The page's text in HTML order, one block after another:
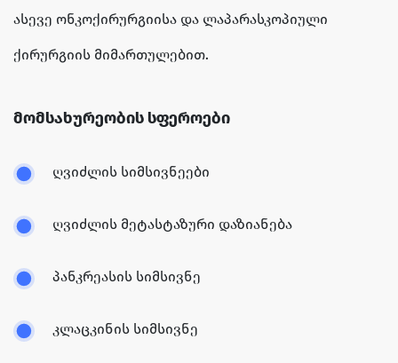
ასევე ონკოქირურგიისა და ლაპარასკოპიული
ქირურგიის მიმართულებით.
მომსახურეობის სფეროები
ღვიძლის სიმსივნეები
ღვიძლის მეტასტაზური დაზიანება
პანკრეასის სიმსივნე
კლაცკინის სიმსივნე